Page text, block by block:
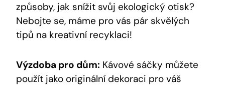
způsoby, jak snížit svůj ekologický otisk?
Nebojte se, máme pro vás pár skvělých
tipů na kreativní recyklaci!
Výzdoba pro dům: Kávové sáčky můžete
použít jako originální dekoraci pro váš